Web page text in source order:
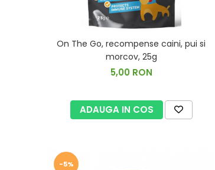
On The Go, recompense caini, pui si
morcov, 25g
5,00 RON
ADAUGA IN COS
-5%